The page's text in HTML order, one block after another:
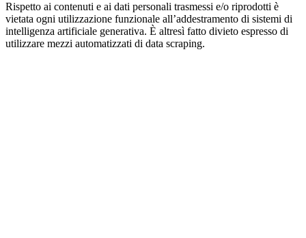
Rispetto ai contenuti e ai dati personali trasmessi e/o riprodotti è
vietata ogni utilizzazione funzionale all’addestramento di sistemi di
intelligenza artificiale generativa. È altresì fatto divieto espresso di
utilizzare mezzi automatizzati di data scraping.